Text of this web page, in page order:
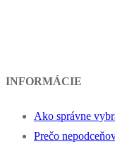
INFORMÁCIE
Ako správne
Prečo